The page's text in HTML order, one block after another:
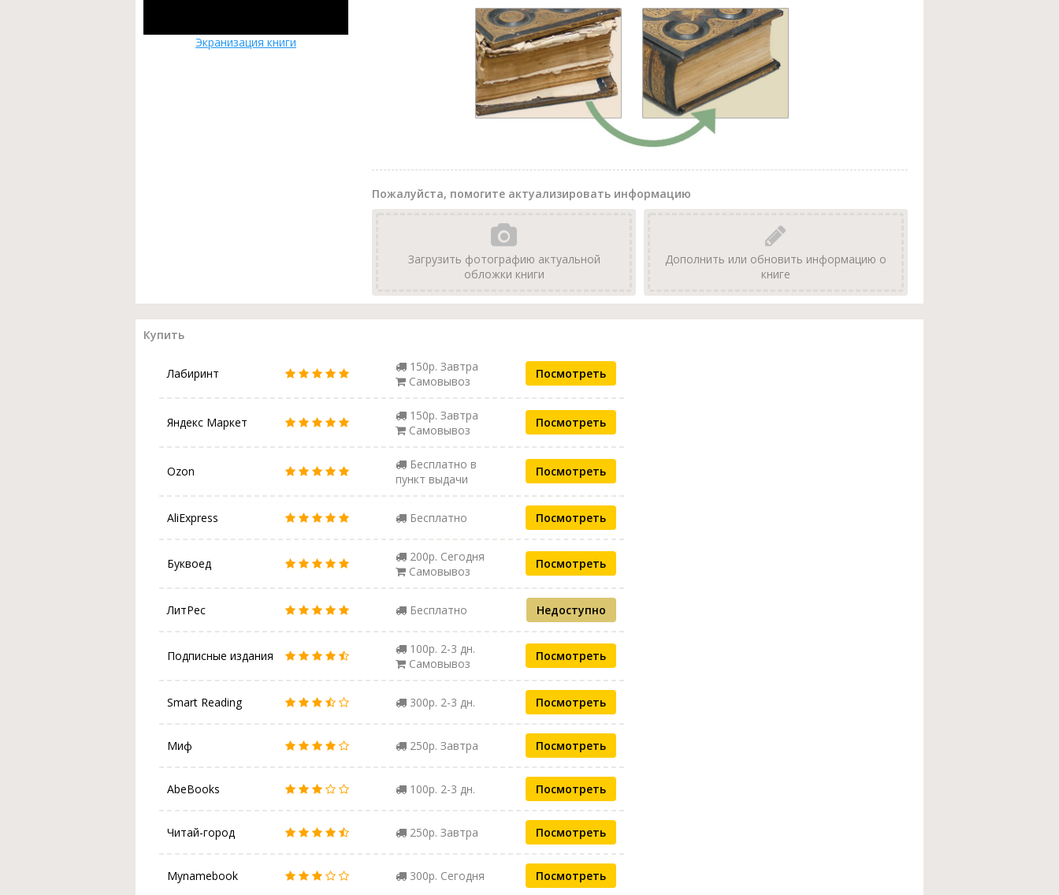
Экранизация книги
Пожалуйста, помогите актуализировать информацию
Загрузить фотографию актуальной
обложки книги
Дополнить или обновить информацию о
книге
Купить
Лабиринт
150р. Завтра
Самовывоз
Посмотреть
Яндекс Маркет
150р. Завтра
Самовывоз
Посмотреть
Ozon
Бесплатно в
пункт выдачи
Посмотреть
AliExpress Бесплатно Посмотреть
Буквоед
200р. Сегодня
Самовывоз
Посмотреть
ЛитРес Бесплатно Недоступно
Подписные издания
100р. 2-3 дн.
Самовывоз
Посмотреть
Smart Reading 300р. 2-3 дн. Посмотреть
Миф 250р. Завтра Посмотреть
AbeBooks 100р. 2-3 дн. Посмотреть
Читай-город 250р. Завтра Посмотреть
Mynamebook 300р. Сегодня Посмотреть